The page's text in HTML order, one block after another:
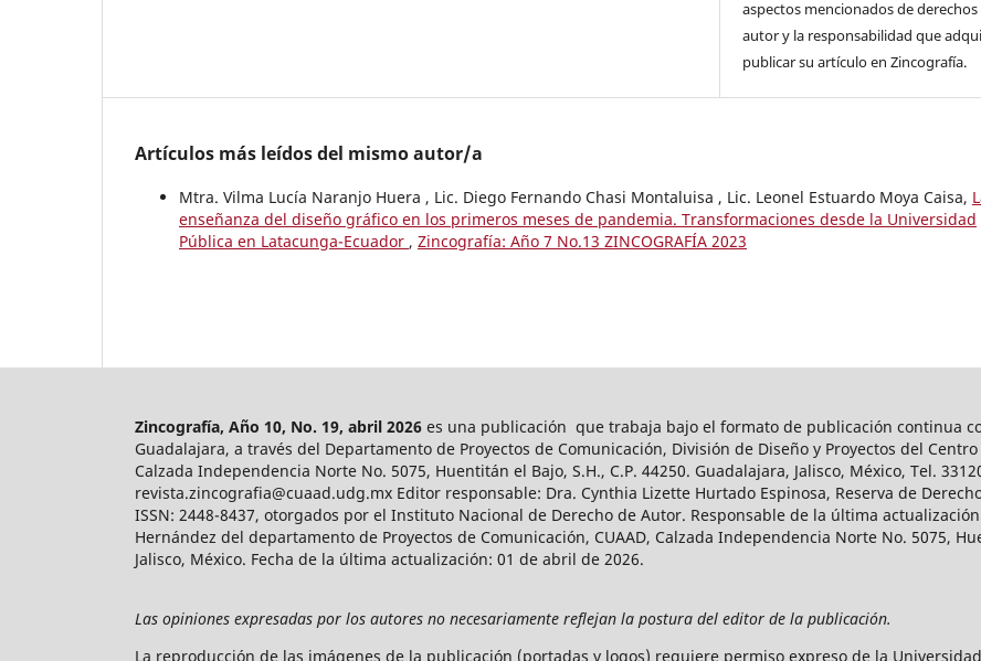
aspectos mencionados de derechos
autor y la responsabilidad que
publicar su artículo en Zincografía.
Artículos más leídos del mismo autor/a
Mtra. Vilma Lucía Naranjo Huera , Lic. Diego Fernando Chasi Montaluisa , Lic. Leonel Estuardo Moya Caisa,
enseñanza del diseño gráfico en los primeros meses de pandemia. Transformaciones desde la Universidad
Pública en Latacunga-Ecuador , Zincografía: Año 7 No.13 ZINCOGRAFÍA 2023
Zincografía, Año 10, No. 19, abril 2026 es una publicación que trabaja bajo el formato de publicación continua
Guadalajara, a través del Departamento de Proyectos de Comunicación, División de Diseño y Proyectos del
Calzada Independencia Norte No. 5075, Huentitán el Bajo, S.H., C.P. 44250. Guadalajara, Jalisco, México, Tel.
revista.zincografia@cuaad.udg.mx Editor responsable: Dra. Cynthia Lizette Hurtado Espinosa, Reserva de
ISSN: 2448-8437, otorgados por el Instituto Nacional de Derecho de Autor. Responsable de la última
Hernández del departamento de Proyectos de Comunicación, CUAAD, Calzada Independencia Norte No. 5075,
Jalisco, México. Fecha de la última actualización: 01 de abril de 2026.
Las opiniones expresadas por los autores no necesariamente reflejan la postura del editor de la publicación.
La reproducción de las imágenes de la publicación (portadas y logos) requiere permiso expreso de la